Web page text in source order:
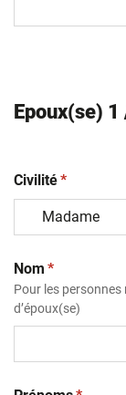
Epoux(se)
Civilité*
Nom (obligatoire)
*
Pour les personnes
d’époux(se)